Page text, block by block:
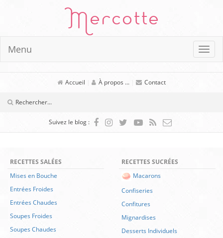
Mercotte
Menu
Accueil À propos ... Contact
Suivez le blog :
RECETTES SALÉES
Mises en Bouche
Entrées Froides
Entrées Chaudes
Soupes Froides
Soupes Chaudes
RECETTES SUCRÉES
Macarons
Confiseries
Confitures
Mignardises
Desserts Individuels